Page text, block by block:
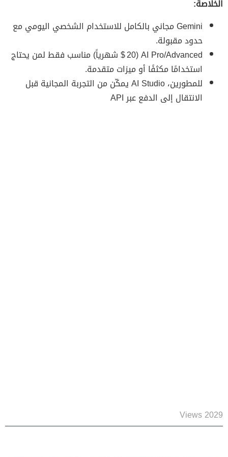
الخلاصة:
Gemini مجاني بالكامل للاستخدام الشخصي اليومي مع
حدود مقبولة.
AI Pro/Advanced (20 $ شهرياً) مناسب فقط لمن يحتاج
استخدامًا مكثفًا أو ميزات متقدمة.
للمطورين، AI Studio يمكّن من التجربة المجانية قبل
الانتقال إلى الدفع عبر API
2029 Views